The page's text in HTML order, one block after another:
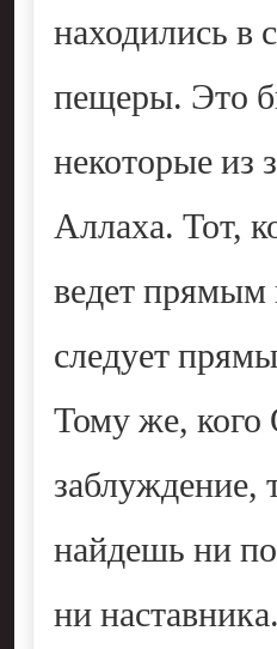
находились в
пещеры. Это
некоторые из
Аллаха. Тот,
ведет
следует
Тому же,
заблуждение,
найдешь ни
ни наставника.